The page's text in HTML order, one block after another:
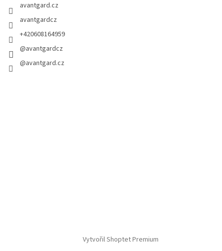
avantgard.cz
avantgardcz
+420608164959
@avantgardcz
@avantgard.cz
Vytvořil Shoptet Premium